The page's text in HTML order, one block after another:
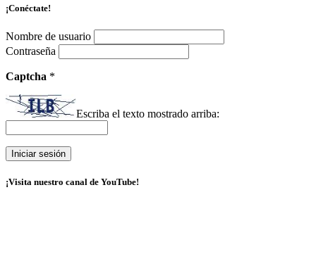
¡Conéctate!
Nombre de usuario
Contraseña
Captcha *
Escriba el texto mostrado arriba:
¡Visita nuestro canal de YouTube!